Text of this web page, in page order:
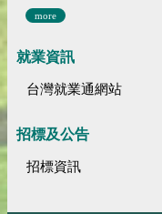
more
就業資訊
台灣就業通網站
招標及公告
招標資訊